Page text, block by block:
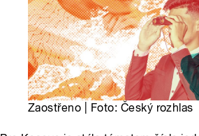
Zaostřeno | Foto: Český rozhlas